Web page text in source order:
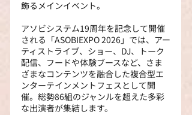
飾るメインイベント。
アソビシステム19周年を記念して開催
される「ASOBIEXPO 2026」では、アー
ティストライブ、ショー、DJ、トーク
配信、フードや体験ブースなど、さま
ざまなコンテンツを融合した複合型エ
ンターテインメントフェスとして開
催。総勢86組のジャンルを超えた多彩
な出演者が集結します。